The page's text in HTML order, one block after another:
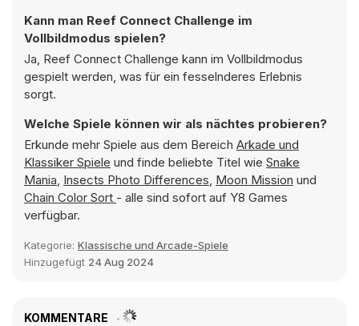
Kann man Reef Connect Challenge im
Vollbildmodus spielen?
Ja, Reef Connect Challenge kann im Vollbildmodus
gespielt werden, was für ein fesselnderes Erlebnis
sorgt.
Welche Spiele können wir als nächtes probieren?
Erkunde mehr Spiele aus dem Bereich Arkade und
Klassiker Spiele und finde beliebte Titel wie Snake
Mania, Insects Photo Differences, Moon Mission und
Chain Color Sort - alle sind sofort auf Y8 Games
verfügbar.
Kategorie: Klassische und Arcade-Spiele
Hinzugefügt 24 Aug 2024
KOMMENTARE